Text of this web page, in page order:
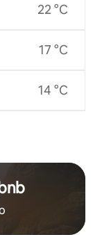
22 °C
17 °C
14 °C